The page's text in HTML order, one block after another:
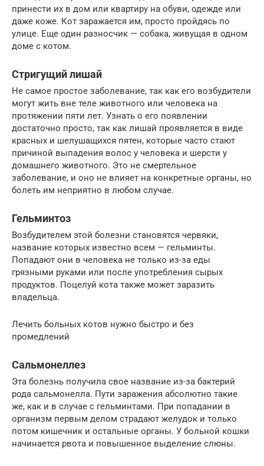
принести их в дом или квартиру на обуви, одежде или
даже коже. Кот заражается им, просто пройдясь по
улице. Еще один разносчик — собака, живущая в одном
доме с котом.
Стригущий лишай
Не самое простое заболевание, так как его возбудители
могут жить вне теле животного или человека на
протяжении пяти лет. Узнать о его появлении
достаточно просто, так как лишай проявляется в виде
красных и шелушащихся пятен, которые часто стают
причиной выпадения волос у человека и шерсти у
домашнего животного. Это не смертельное
заболевание, и оно не влияет на конкретные органы, но
болеть им неприятно в любом случае.
Гельминтоз
Возбудителем этой болезни становятся червяки,
название которых известно всем — гельминты.
Попадают они в человека не только из-за еды
грязными руками или после употребления сырых
продуктов. Поцелуй кота также может заразить
владельца.
Лечить больных котов нужно быстро и без
промедлений
Сальмонеллез
Эта болезнь получила свое название из-за бактерий
рода сальмонелла. Пути заражения абсолютно такие
же, как и в случае с гельминтами. При попадании в
организм первым делом страдают желудок и только
потом кишечник и остальные органы. У больной кошки
начинается рвота и повышенное выделение слюны.